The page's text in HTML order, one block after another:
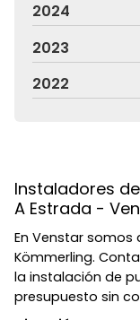
2024
2023
2022
Instaladores
A Estrada -
En Venstar
Kömmerling.
la instalación de
presupuesto sin